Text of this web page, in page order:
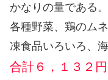
かなりの量である。
各種野菜、鶏のム
凍食品いろいろ、
合計６，１３２円